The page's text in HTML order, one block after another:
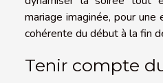
mariage imaginée, pour
cohérente du début à la fin
Tenir compte